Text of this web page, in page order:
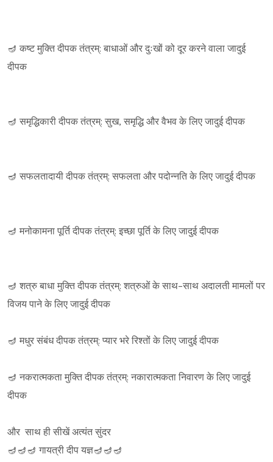
🪔 कष्ट मुक्ति दीपक तंत्रम्: बाधाओं और दुःखों को दूर करने वाला जादुई
दीपक
🪔 समृद्धिकारी दीपक तंत्रम्: सुख, समृद्धि और वैभव के लिए जादुई दीपक
🪔 सफलतादायी दीपक तंत्रम्: सफलता और पदोन्नति के लिए जादुई दीपक
🪔 मनोकामना पूर्ति दीपक तंत्रम्: इच्छा पूर्ति के लिए जादुई दीपक
🪔 शत्रु बाधा मुक्ति दीपक तंत्रम्: शत्रुओं के साथ-साथ अदालती मामलों पर
विजय पाने के लिए जादुई दीपक
🪔 मधुर संबंध दीपक तंत्रम्: प्यार भरे रिश्तों के लिए जादुई दीपक
🪔 नकरात्मकता मुक्ति दीपक तंत्रम्: नकारात्मकता निवारण के लिए जादुई
दीपक
और साथ ही सीखें अत्यंत सुंदर
🪔🪔🪔 गायत्री दीप यज्ञ🪔🪔🪔